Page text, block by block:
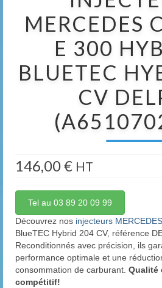
MERCEDES
E 300
BLUETEC
CV
146,00€ HT
Tel au 03 89 20 09 99
Découvrez nos injecteurs MERCEDES
BlueTEC Hybrid 204 CV, référence
Reconditionnés avec précision, ils
performance optimale et une
consommation de carburant. Qualité
compétitif!